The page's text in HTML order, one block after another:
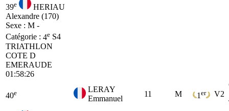
39e
HERIAU
Alexandre (170)
Sexe : M -
Catégorie : 4e S4
TRIATHLON
COTE D
EMERAUDE
01:58:26
40e
LERAY
Emmanuel
11 M 1 er V2